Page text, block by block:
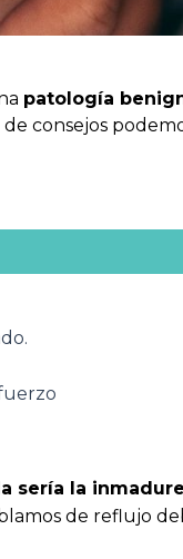
patología
consejos
sería la
de reflujo